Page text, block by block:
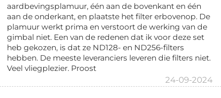
aardbevingsplamuur, één aan de bovenkant en één
aan de onderkant, en plaatste het filter erbovenop. De
plamuur werkt prima en verstoort de werking van de
gimbal niet. Een van de redenen dat ik voor deze set
heb gekozen, is dat ze ND128- en ND256-filters
hebben. De meeste leveranciers leveren die filters niet.
Veel vliegplezier. Proost
24-09-2024